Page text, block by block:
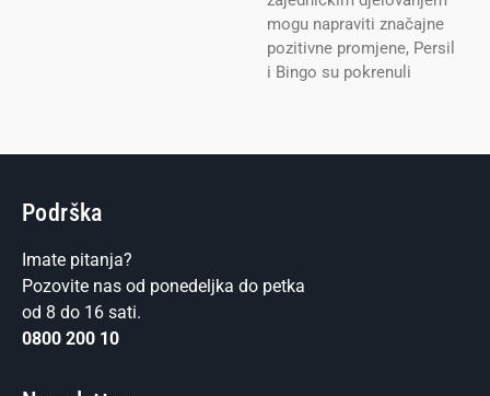
mogu napraviti značajne
pozitivne promjene, Persil
i Bingo su pokrenuli
Podrška
Imate pitanja?
Pozovite nas od ponedeljka do petka
od 8 do 16 sati.
0800 200 10